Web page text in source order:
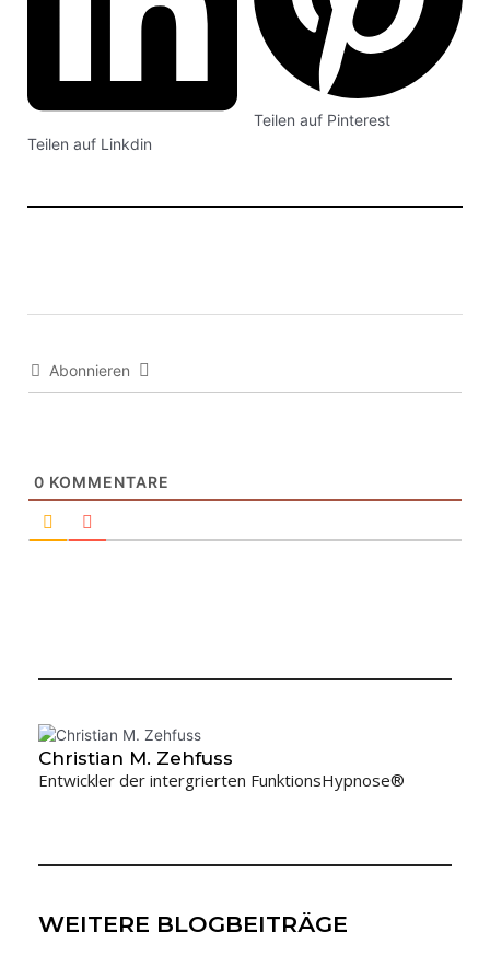
Teilen auf Linkdin
Teilen auf Pinterest
Abonnieren
0 KOMMENTARE
Christian M. Zehfuss
Entwickler der intergrierten FunktionsHypnose®
WEITERE BLOGBEITRÄGE